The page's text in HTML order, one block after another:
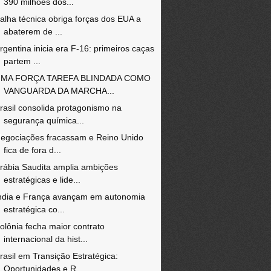
técnica obriga forças dos EUA a
abaterem de ...
inicia era F-16: primeiros caças
partem ...
FORÇA TAREFA BLINDADA COMO
VANGUARDA DA MARCHA...
consolida protagonismo na
segurança química...
fracassam e Reino Unido
fica de fora d...
Saudita amplia ambições
estratégicas e lide...
e França avançam em autonomia
estratégica co...
fecha maior contrato
internacional da hist...
em Transição Estratégica:
Oportunidades e R...